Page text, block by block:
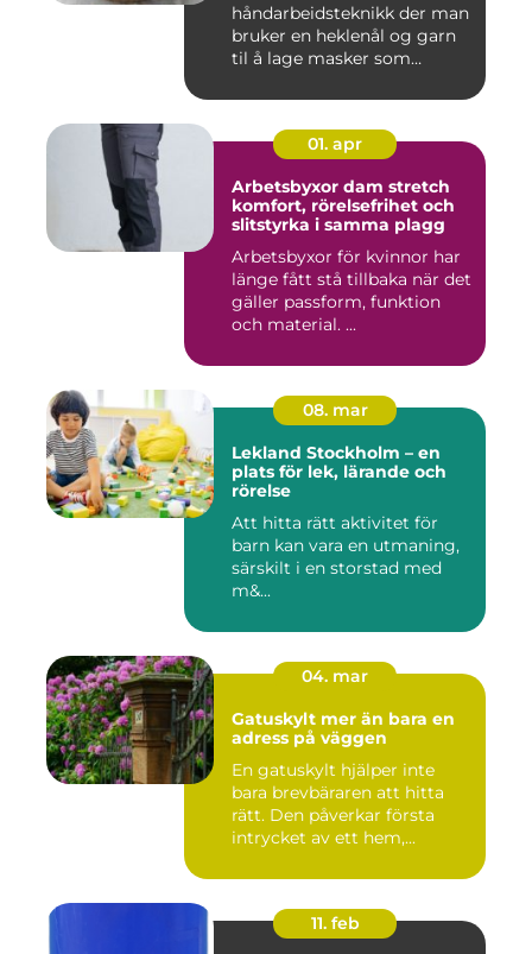
håndarbeidsteknikk der man
bruker en heklenål og garn
til å lage masker som
01. apr
Arbetsbyxor dam stretch
komfort, rörelsefrihet och
slitstyrka i samma plagg
Arbetsbyxor för kvinnor har
länge fått stå tillbaka när det
gäller passform, funktion
och material. ...
08. mar
Lekland Stockholm – en
plats för lek, lärande och
rörelse
Att hitta rätt aktivitet för
barn kan vara en utmaning,
särskilt i en storstad med
m&...
04. mar
Gatuskylt mer än bara en
adress på väggen
En gatuskylt hjälper inte
bara brevbäraren att hitta
rätt. Den påverkar första
intrycket av ett hem,...
11. feb